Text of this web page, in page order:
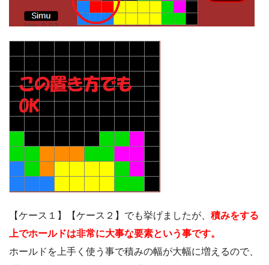
【ケース１】【ケース２】でも挙げましたが、 積みをする
上でホールドは非常に大事な要素という事です。
ホールドを上手く使う事で積みの幅が大幅に増えるので、